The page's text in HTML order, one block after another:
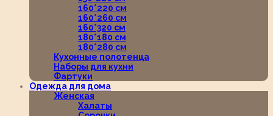
160*220 см
160*260 см
160*320 см
180*180 см
180*280 см
Кухонные полотенца
Наборы для кухни
Фартуки
Одежда для дома
Женская
Халаты